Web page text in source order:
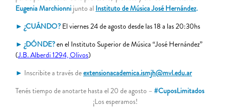
Eugenia Marchionni junto al Instituto de Música José Hernández.
► ¿CUÁNDO?El viernes 24 de agosto desde las 18 a las 20:30hs
► ¿DÓNDE?en el Instituto Superior de Música “José Hernández”
(J.B. Alberdi 1294, Olivos)
► Inscribite a través deextensionacademica.ismjh@mvl.edu.ar
Tenés tiempo de anotarte hasta el 20 de agosto – #CuposLimitados
¡Los esperamos!